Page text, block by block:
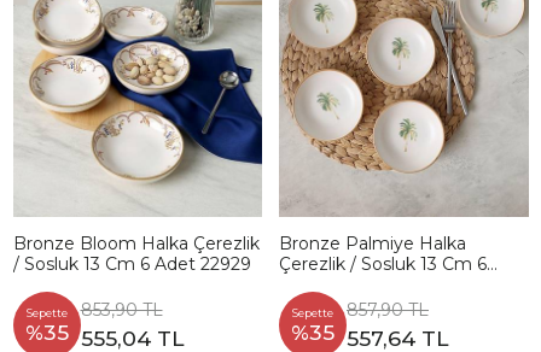
Bronze Bloom Halka Çerezlik
/ Sosluk 13 Cm 6 Adet 22929
Sepette
%35
853,90 TL
555,04 TL
Bronze Palmiye Halka
Çerezlik / Sosluk 13 Cm 6
Sepette
%35
857,90 TL
557,64 TL